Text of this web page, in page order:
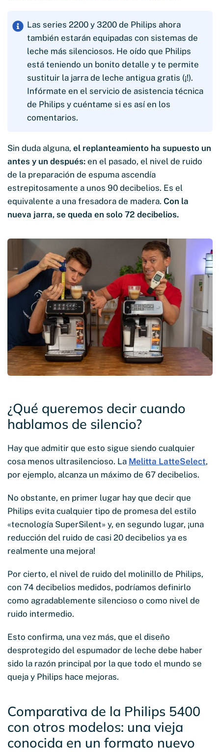
Las series 2200 y 3200 de Philips ahora
también estarán equipadas con sistemas de
leche más silenciosos. He oído que Philips
está teniendo un bonito detalle y te permite
sustituir la jarra de leche antigua gratis (¡!).
Infórmate en el servicio de asistencia técnica
de Philips y cuéntame si es así en los
comentarios.
Sin duda alguna, el replanteamiento ha supuesto un
antes y un después: en el pasado, el nivel de ruido
de la preparación de espuma ascendía
estrepitosamente a unos 90 decibelios. Es el
equivalente a una fresadora de madera. Con la
nueva jarra, se queda en solo 72 decibelios.
¿Qué queremos decir cuando
hablamos de silencio?
Hay que admitir que esto sigue siendo cualquier
cosa menos ultrasilencioso. La Melitta LatteSelect,
por ejemplo, alcanza un máximo de 67 decibelios.
No obstante, en primer lugar hay que decir que
Philips evita cualquier tipo de promesa del estilo
«tecnología SuperSilent» y, en segundo lugar, ¡una
reducción del ruido de casi 20 decibelios ya es
realmente una mejora!
Por cierto, el nivel de ruido del molinillo de Philips,
con 74 decibelios medidos, podríamos definirlo
como agradablemente silencioso o como nivel de
ruido intermedio.
Esto confirma, una vez más, que el diseño
desprotegido del espumador de leche debe haber
sido la razón principal por la que todo el mundo se
queja y Philips hace mejoras.
Comparativa de la Philips 5400
con otros modelos: una vieja
conocida en un formato nuevo